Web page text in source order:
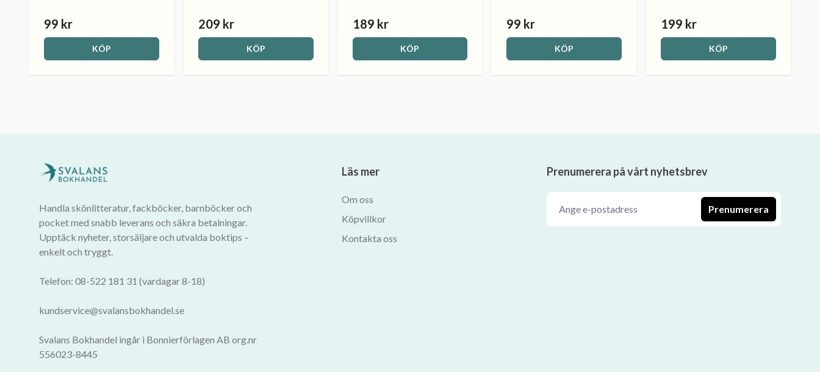
99 kr
KÖP
209 kr
KÖP
189 kr
KÖP
99 kr
KÖP
199 kr
KÖP
Handla skönlitteratur, fackböcker, barnböcker och
pocket med snabb leverans och säkra betalningar.
Upptäck nyheter, storsäljare och utvalda boktips –
enkelt och tryggt.
Telefon: 08-522 181 31 (vardagar 8-18)
kundservice@svalansbokhandel.se
Svalans Bokhandel ingår i Bonnierförlagen AB org.nr
556023-8445
Läs mer
Om oss
Köpvillkor
Kontakta oss
Prenumerera på vårt nyhetsbrev
Prenumerera